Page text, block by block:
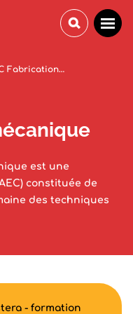
est une
constituée de
des techniques
AEC Fabrication mécanique
- formation